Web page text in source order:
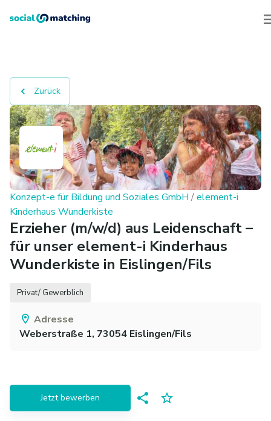
Zurück
Konzept-e für Bildung und Soziales GmbH /element-i
Kinderhaus Wunderkiste
Erzieher (m/w/d) aus Leidenschaft –
für unser element-i Kinderhaus
Wunderkiste in Eislingen/Fils
Privat/ Gewerblich
Adresse
Weberstraße 1, 73054 Eislingen/Fils
Jetzt bewerben